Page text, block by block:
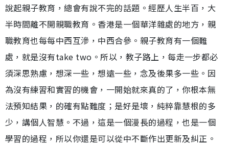
說起親子教育，總會有說不完的話題。經歷人生半百，大
半時間離不開親職教育。香港是一個華洋雜處的地方，親
職教育也每每中西互滲，中西合參。親子教育有一個難
處，就是沒有take two。所以，教子路上，每走一步都必
須深思熟慮，想深一些，想遠一些，念及後果多一些。因
為沒有練習和實習的機會，一開始就來真的了，你根本無
法預知結果，的確有點難度；是好是壞，純粹靠慧根的多
少，講個人智慧。不過，這是一個漫長的過程，也是一個
學習的過程，所以你還是可以從中不斷作出更新及糾正。